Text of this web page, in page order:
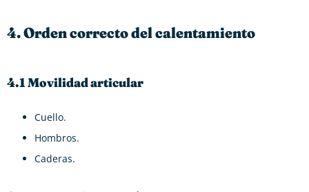
4. Orden correcto del calentamiento
4.1 Movilidad articular
Cuello.
Hombros.
Caderas.